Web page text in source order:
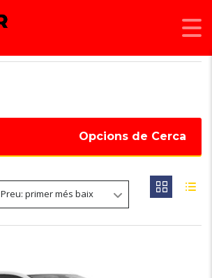
Opcions de Cerca
Preu: primer més baix